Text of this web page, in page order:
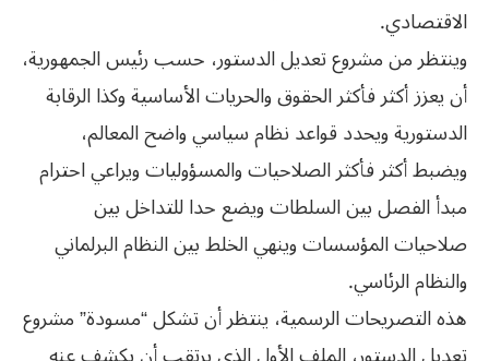
الاقتصادي.
وينتظر من مشروع تعديل الدستور، حسب رئيس الجمهورية،
أن يعزز أكثر فأكثر الحقوق والحريات الأساسية وكذا الرقابة
الدستورية ويحدد قواعد نظام سياسي واضح المعالم،
ويضبط أكثر فأكثر الصلاحيات والمسؤوليات ويراعي احترام
مبدأ الفصل بين السلطات ويضع حدا للتداخل بين
‬والنظام‮ ‬الرئاسي‮.‬
هذه التصريحات الرسمية، ينتظر أن تشكل “مسودة” مشروع